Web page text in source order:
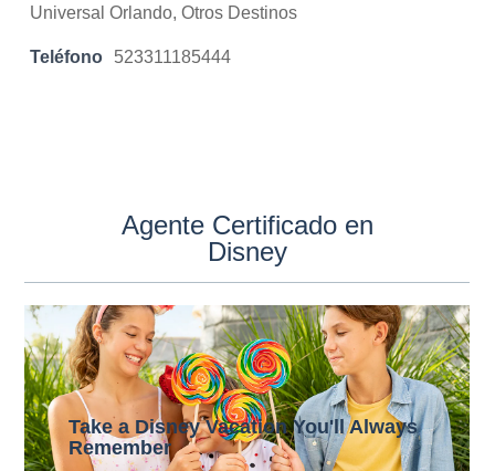
Universal Orlando, Otros Destinos
Teléfono 523311185444